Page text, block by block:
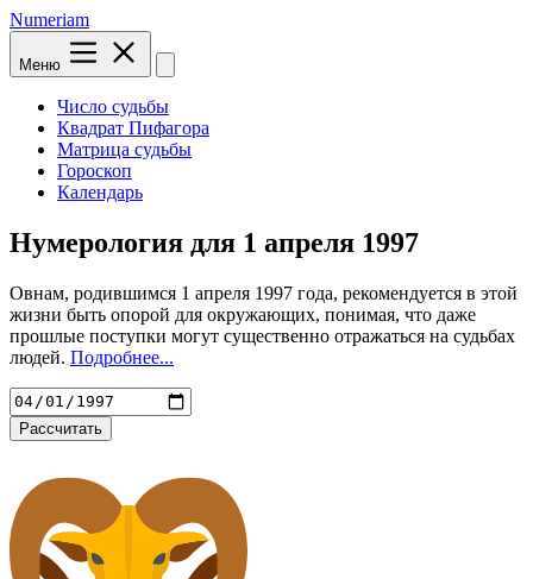
Numeriam
Меню
Число судьбы
Квадрат Пифагора
Матрица судьбы
Гороскоп
Календарь
Нумерология для 1 апреля 1997
Овнам, родившимся 1 апреля 1997 года, рекомендуется в этой
жизни быть опорой для окружающих, понимая, что даже
прошлые поступки могут существенно отражаться на судьбах
людей. Подробнее...
Рассчитать